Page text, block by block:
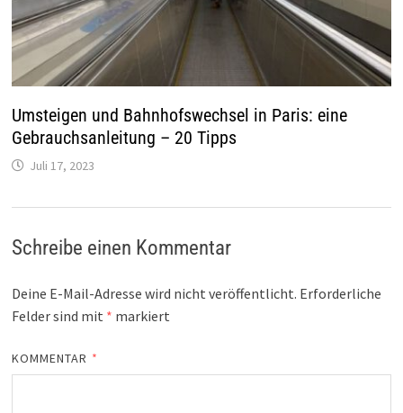
Umsteigen und Bahnhofswechsel in Paris: eine
Gebrauchsanleitung – 20 Tipps
Juli 17, 2023
Schreibe einen Kommentar
Deine E-Mail-Adresse wird nicht veröffentlicht. Erforderliche
Felder sind mit * markiert
KOMMENTAR *